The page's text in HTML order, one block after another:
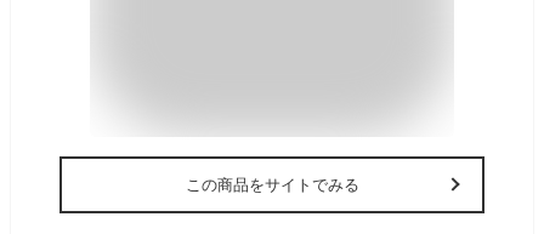
この商品をサイトでみる